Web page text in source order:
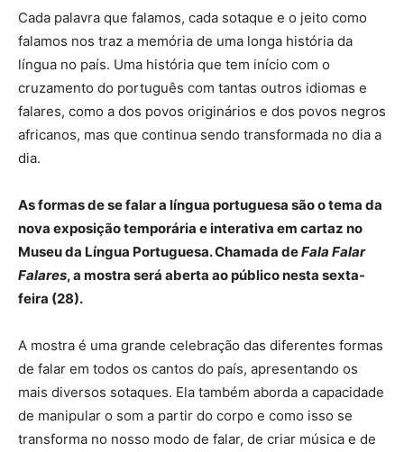
Cada palavra que falamos, cada sotaque e o jeito como
falamos nos traz a memória de uma longa história da
língua no país. Uma história que tem início com o
cruzamento do português com tantas outros idiomas e
falares, como a dos povos originários e dos povos negros
africanos, mas que continua sendo transformada no dia a
dia.
As formas de se falar a língua portuguesa são o tema da
nova exposição temporária e interativa em cartaz no
Museu da Língua Portuguesa. Chamada deFala Falar
Falares, a mostra será aberta ao público nesta sexta-
feira (28).
A mostra é uma grande celebração das diferentes formas
de falar em todos os cantos do país, apresentando os
mais diversos sotaques. Ela também aborda a capacidade
de manipular o som a partir do corpo e como isso se
transforma no nosso modo de falar, de criar música e de